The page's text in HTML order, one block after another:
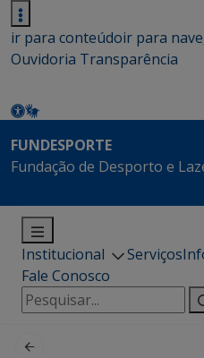
ir para conteúdoir para
Ouvidoria Transparência
FUNDESPORTE
Fundação de Desporto e
Institucional Serviços
Fale Conosco
Pesquisar
por: